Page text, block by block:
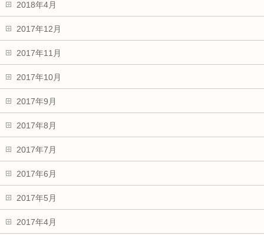
2018年4月
2017年12月
2017年11月
2017年10月
2017年9月
2017年8月
2017年7月
2017年6月
2017年5月
2017年4月